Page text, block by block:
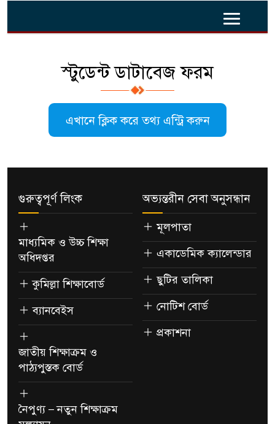
স্টুডেন্ট ডাটাবেজ ফরম
এখানে ক্লিক করে তথ্য এন্ট্রি করুন
গুরুত্বপূর্ণ লিংক
মাধ্যমিক ও উচ্চ শিক্ষা
অধিদপ্তর
কুমিল্লা শিক্ষাবোর্ড
ব্যানবেইস
জাতীয় শিক্ষাক্রম ও
পাঠ্যপুস্তক বোর্ড
নৈপুণ্য – নতুন শিক্ষাক্রম
অভ্যন্তরীন সেবা অনুসন্ধান
মূলপাতা
একাডেমিক ক্যালেন্ডার
ছুটির তালিকা
নোটিশ বোর্ড
প্রকাশনা